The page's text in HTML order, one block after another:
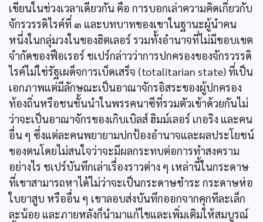
เขียนในช่วงเวลาเดียวกัน คือ การบอกเล่าความคิดเกี่ยวกับ
จักรวรรดิไรค์ที่ ๓ และบทบาทของเขาในฐานะผู้นำคน
หนึ่งในกลุ่มวงในของฮิตเลอร์ รวมทั้งอำนาจที่ไม่มีขอบเขต
จำกัดของฟือเรอร์ ชเปร์กล่าวว่าการปกครองของจักรวรรดิ
ไรค์ไม่ใช่รัฐเผด็จการเบ็ดเสร็จ (totalitarian state) ที่เป็น
เอกภาพแต่มีลักษณะเป็นอาณาจักรอิสระของผู้ปกครอง
ท้องถิ่นหรือชนชั้นนำในพรรคนาซีที่รวมตัวเข้าด้วยกันไม่
ว่าจะเป็นอาณาจักรของเกิบเบิลส์ ฮิมม์เลอร์ เกอริง และคน
อื่น ๆ ซึ่งแต่ละคนพยายามปกป้องอำนาจและผลประโยชน์
ของตนโดยไม่สนใจว่าจะมีผลกระทบต่อการทำสงคราม
อย่างไร ชเปร์บันทึกเล่าเรื่องราวต่าง ๆ เหล่านี้ในกระดาษ
ที่เขาสามารถหาได้ไม่ว่าจะเป็นกระดาษชำระ กระดาษห่อ
ใบยาสูบ หรืออื่น ๆ เขาลอบส่งบันทึกออกจากคุกทีละเล็ก
ละน้อย และภายหลังก็นำมาแก้ไขและเพิ่มเติมให้สมบูรณ์